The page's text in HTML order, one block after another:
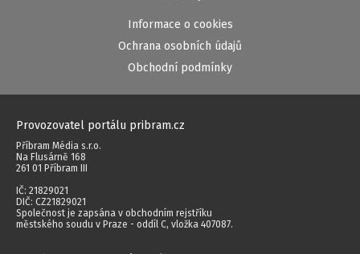
Informace o cookies
Ochrana osobních údajů
Obchodní podmínky
Provozovatel portálu pribram.cz
Příbram Média s.r.o.
Na Flusárně 168
261 01 Příbram III
IČ: 21829021
DIČ: CZ21829021
Společnost je zapsána v obchodním rejstříku
městského soudu v Praze - oddíl C, vložka 407087.